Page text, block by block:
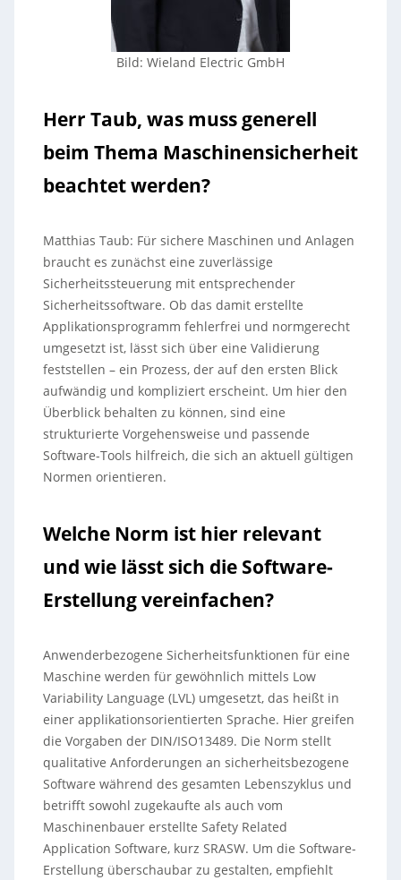
Bild: Wieland Electric GmbH
Herr Taub, was muss generell
beim Thema Maschinensicherheit
beachtet werden?
Matthias Taub: Für sichere Maschinen und Anlagen
braucht es zunächst eine zuverlässige
Sicherheitssteuerung mit entsprechender
Sicherheitssoftware. Ob das damit erstellte
Applikationsprogramm fehlerfrei und normgerecht
umgesetzt ist, lässt sich über eine Validierung
feststellen – ein Prozess, der auf den ersten Blick
aufwändig und kompliziert erscheint. Um hier den
Überblick behalten zu können, sind eine
strukturierte Vorgehensweise und passende
Software-Tools hilfreich, die sich an aktuell gültigen
Normen orientieren.
Welche Norm ist hier relevant
und wie lässt sich die Software-
Erstellung vereinfachen?
Anwenderbezogene Sicherheitsfunktionen für eine
Maschine werden für gewöhnlich mittels Low
Variability Language (LVL) umgesetzt, das heißt in
einer applikationsorientierten Sprache. Hier greifen
die Vorgaben der DIN/ISO13489. Die Norm stellt
qualitative Anforderungen an sicherheitsbezogene
Software während des gesamten Lebenszyklus und
betrifft sowohl zugekaufte als auch vom
Maschinenbauer erstellte Safety Related
Application Software, kurz SRASW. Um die Software-
Erstellung überschaubar zu gestalten, empfiehlt